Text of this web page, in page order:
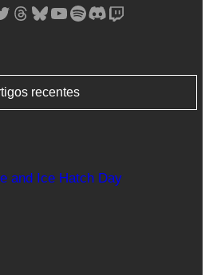
Threads Bluesky YouTube Spotify Discord Twitch
recentes
and Ice Hatch Day